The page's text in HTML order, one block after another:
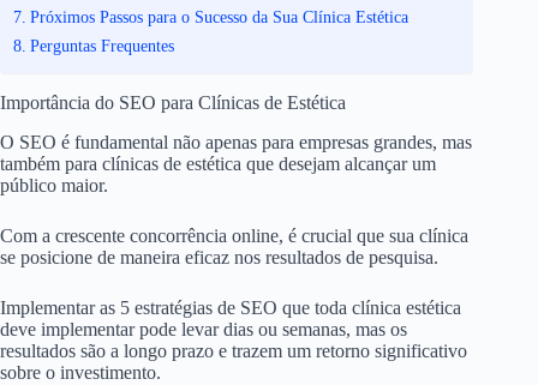
Próximos Passos para o Sucesso da Sua Clínica Estética
Perguntas Frequentes
Importância do SEO para Clínicas de Estética
O SEO é fundamental não apenas para empresas grandes, mas
também para clínicas de estética que desejam alcançar um
público maior.
Com a crescente concorrência online, é crucial que sua clínica
se posicione de maneira eficaz nos resultados de pesquisa.
Implementar as 5 estratégias de SEO que toda clínica estética
deve implementar pode levar dias ou semanas, mas os
resultados são a longo prazo e trazem um retorno significativo
sobre o investimento.